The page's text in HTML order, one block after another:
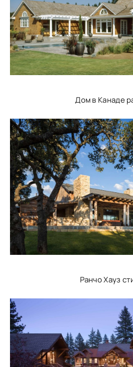
Дом в Канаде
Ранчо Хауз